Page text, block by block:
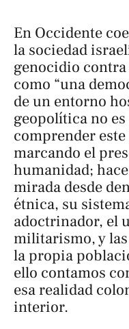
En Occidente
la sociedad
genocidio
como “una
de un entorno
geopolítica no
comprender este
marcando el
humanidad;
mirada desde
étnica, su
adoctrinador, el
militarismo, y
la propia
ello contamos
esa realidad
interior.